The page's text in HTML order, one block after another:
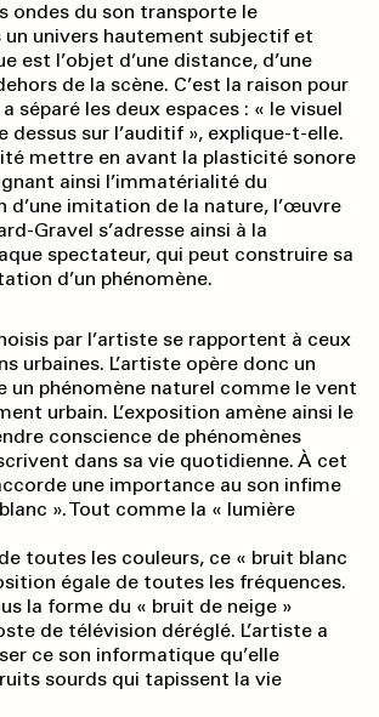
ondes du son transporte le
un univers hautement subjectif et
est l’objet d’une distance, d’une
de la scène. C’est la raison pour
séparé les deux espaces : « le visuel
dessus sur l’auditif », explique-t-elle.
mettre en avant la plasticité sonore
ainsi l’immatérialité du
d’une imitation de la nature, l’œuvre
Gravel s’adresse ainsi à la
spectateur, qui peut construire sa
d’un phénomène.
par l’artiste se rapportent à ceux
urbaines. L’artiste opère donc un
un phénomène naturel comme le vent
urbain. L’exposition amène ainsi le
conscience de phénomènes
dans sa vie quotidienne. À cet
une importance au son infime
». Tout comme la « lumière
toutes les couleurs, ce « bruit blanc
égale de toutes les fréquences.
la forme du « bruit de neige »
de télévision déréglé. L’artiste a
ce son informatique qu’elle
sourds qui tapissent la vie